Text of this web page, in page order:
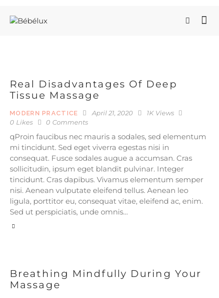
Real Disadvantages Of Deep
Tissue Massage
MODERN PRACTICE April 21, 2020 1K Views
0 Likes 0 Comments
qProin faucibus nec mauris a sodales, sed elementum
mi tincidunt. Sed eget viverra egestas nisi in
consequat. Fusce sodales augue a accumsan. Cras
sollicitudin, ipsum eget blandit pulvinar. Integer
tincidunt. Cras dapibus. Vivamus elementum semper
nisi. Aenean vulputate eleifend tellus. Aenean leo
ligula, porttitor eu, consequat vitae, eleifend ac, enim.
Sed ut perspiciatis, unde omnis…
Breathing Mindfully During Your
Massage